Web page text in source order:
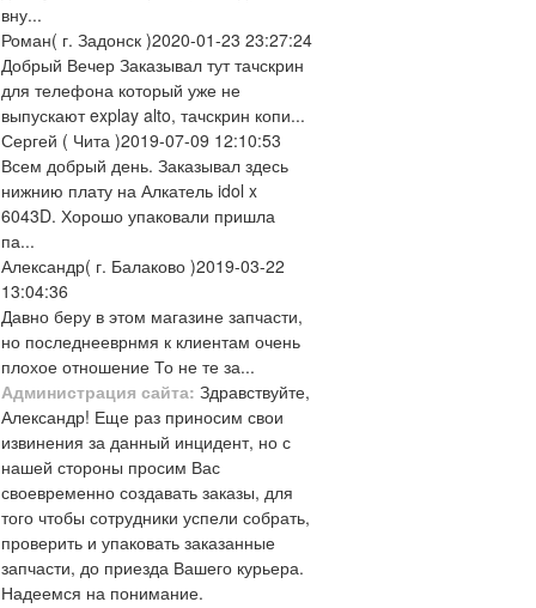
вну...
Роман( г. Задонск )2020-01-23 23:27:24
Добрый Вечер Заказывал тут тачскрин
для телефона который уже не
выпускают explay alto, тачскрин копи...
Сергей ( Чита )2019-07-09 12:10:53
Всем добрый день. Заказывал здесь
нижнию плату на Алкатель idol x
6043D. Хорошо упаковали пришла
па...
Александр( г. Балаково )2019-03-22
13:04:36
Давно беру в этом магазине запчасти,
но последнееврнмя к клиентам очень
плохое отношение То не те за...
Администрация сайта: Здравствуйте,
Александр! Еще раз приносим свои
извинения за данный инцидент, но с
нашей стороны просим Вас
своевременно создавать заказы, для
того чтобы сотрудники успели собрать,
проверить и упаковать заказанные
запчасти, до приезда Вашего курьера.
Надеемся на понимание.